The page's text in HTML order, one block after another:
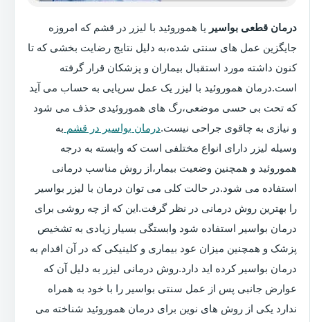
درمان قطعی بواسیر یا هموروئید با لیزر در قشم که امروزه
جایگزین عمل های سنتی شده،به دلیل نتایج رضایت بخشی که تا
کنون داشته مورد استقبال بیماران و پزشکان قرار گرفته
است.درمان هموروئید با لیزر یک عمل سرپایی به حساب می آید
که تحت بی حسی موضعی،رگ های هموروئیدی حذف می شود
و نیازی به چاقوی جراحی نیست.درمان بواسیر در قشم به
وسیله لیزر دارای انواع مختلفی است که وابسته به درجه
هموروئید و همچنین وضعیت بیمار،از روش مناسب درمانی
استفاده می شود.در حالت کلی می توان درمان با لیزر بواسیر
را بهترین روش درمانی در نظر گرفت.این که از چه روشی برای
درمان بواسیر استفاده شود وابستگی بسیار زیادی به تشخیص
پزشک و همچنین میزان عود بیماری و کلینیکی که در آن اقدام به
درمان بواسیر کرده اید دارد.روش درمانی لیزر به دلیل آن که
عوارض جانبی پس از عمل سنتی بواسیر را با خود به همراه
ندارد یکی از روش های نوین برای درمان هموروئید شناخته می